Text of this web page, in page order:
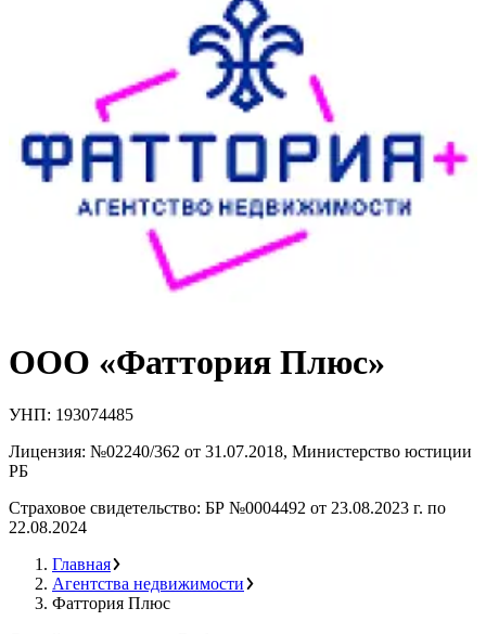
ООО «Фаттория Плюс»
УНП: 193074485
Лицензия: №02240/362 от 31.07.2018, Министерство юстиции
РБ
Страховое свидетельство: БР №0004492 от 23.08.2023 г. по
22.08.2024
Главная
Агентства недвижимости
Фаттория Плюс